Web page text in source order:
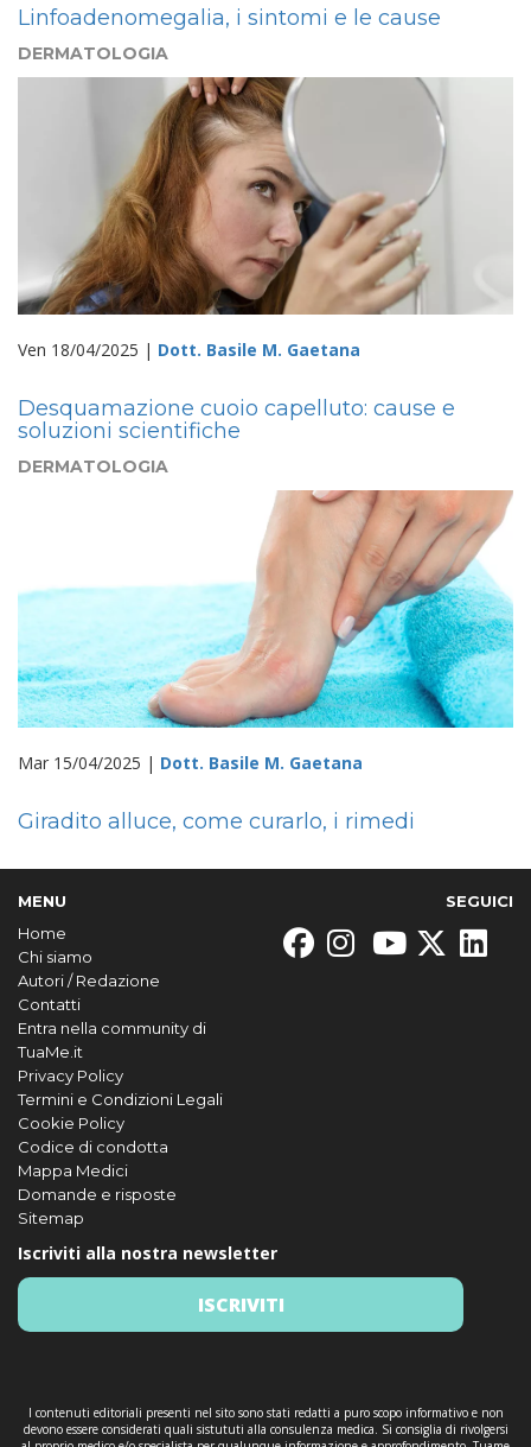
Linfoadenomegalia, i sintomi e le cause
DERMATOLOGIA
Ven 18/04/2025 | Dott. Basile M. Gaetana
Desquamazione cuoio capelluto: cause e
soluzioni scientifiche
DERMATOLOGIA
Mar 15/04/2025 | Dott. Basile M. Gaetana
Giradito alluce, come curarlo, i rimedi
MENU
Home
Chi siamo
Autori / Redazione
Contatti
Entra nella community di
TuaMe.it
Privacy Policy
Termini e Condizioni Legali
Cookie Policy
Codice di condotta
Mappa Medici
Domande e risposte
Sitemap
SEGUICI
Iscriviti alla nostra newsletter
ISCRIVITI
I contenuti editoriali presenti nel sito sono stati redatti a puro scopo informativo e non
devono essere considerati quali sistututi alla consulenza medica. Si consiglia di rivolgersi